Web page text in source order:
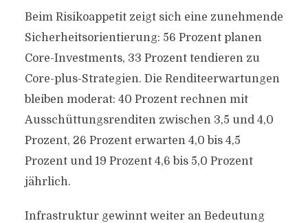
Beim Risikoappetit zeigt sich eine zunehmende
Sicherheitsorientierung: 56 Prozent planen
Core-Investments, 33 Prozent tendieren zu
Core-plus-Strategien. Die Renditeerwartungen
bleiben moderat: 40 Prozent rechnen mit
Ausschüttungsrenditen zwischen 3,5 und 4,0
Prozent, 26 Prozent erwarten 4,0 bis 4,5
Prozent und 19 Prozent 4,6 bis 5,0 Prozent
jährlich.
Infrastruktur gewinnt weiter an Bedeutung